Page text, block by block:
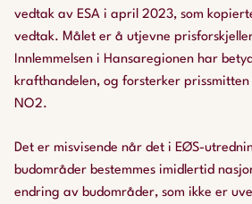
vedtak av ESA i april 2023, som
vedtak. Målet er å utjevne
Innlemmelsen i Hansaregionen har
krafthandelen, og forsterker
NO2.
Det er misvisende når det i EØS-
budområder bestemmes imidlertid
endring av budområder, som ikke er